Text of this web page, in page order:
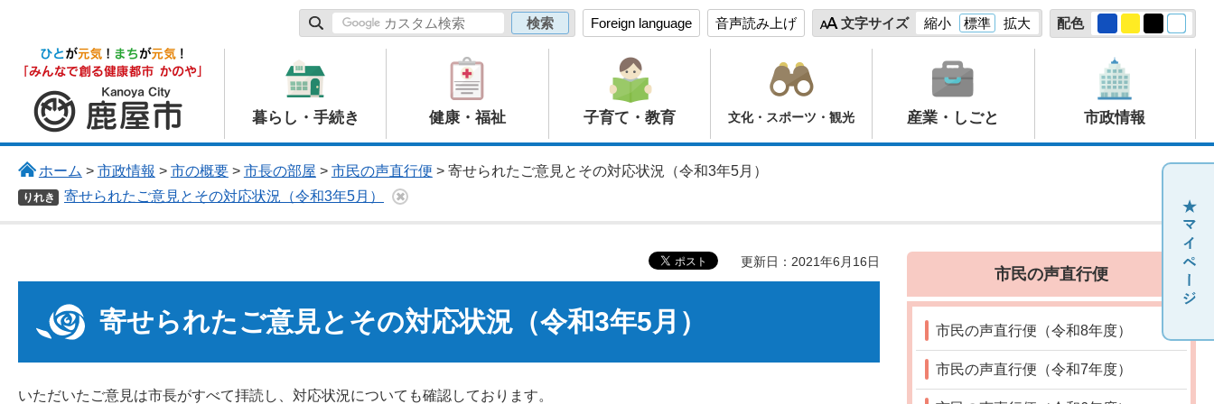
Foreign language 音声読み上げ 文字サイズ 縮小 標準 拡大 配色
鹿屋市
暮らし・手続き 健康・福祉 子育て・教育 文化・スポーツ・観光 産業・しごと 市政情報
ホーム > 市政情報 > 市の概要> 市長の部屋 > 市民の声直行便 > 寄せられたご意見とその対応状況（令和3年5月）
りれき 寄せられたご意見とその対応状況（令和3年5月）
更新日：2021年6月16日
寄せられたご意見とその対応状況（令和3年5月）
いただいたご意見は市長がすべて拝読し、対応状況についても確認しております。
市民の声直行便
市民の声直行便（令和8年度）
市民の声直行便（令和7年度）